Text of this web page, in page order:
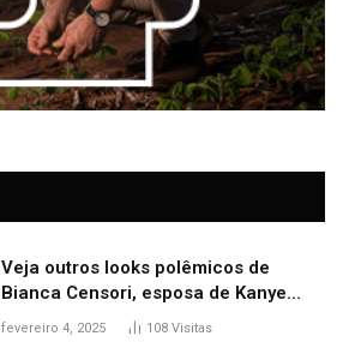
Veja outros looks polêmicos de
Bianca Censori, esposa de Kanye
West que apareceu nua no Grammy
fevereiro 4, 2025 108 Visitas